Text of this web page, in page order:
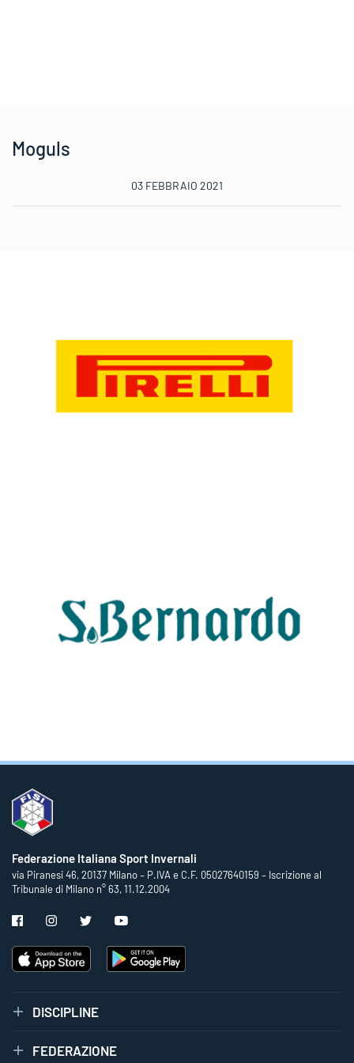
Moguls
03 FEBBRAIO 2021
Federazione Italiana Sport Invernali
via Piranesi 46, 20137 Milano – P.IVA e C.F. 05027640159 – Iscrizione al
Tribunale di Milano n° 63, 11.12.2004
DISCIPLINE
FEDERAZIONE